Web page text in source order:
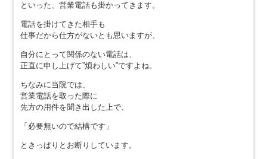
といった、営業電話も掛かってきます。
電話を掛けてきた相手も
仕事だから仕方がないとも思いますが、
自分にとって関係のない電話は、
正直に申し上げて”煩わしい”ですよね。
ちなみに当院では、
営業電話を取った際に
先方の用件を聞き出した上で、
「必要無いので結構です」
ときっぱりとお断りしています。